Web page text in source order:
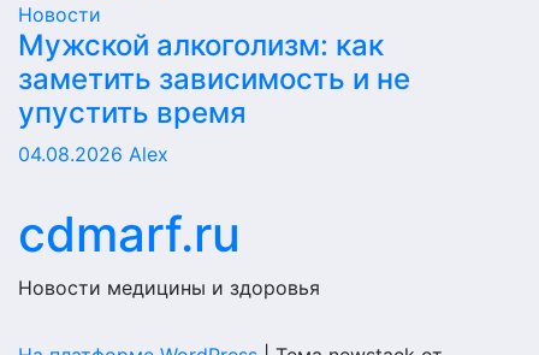
Новости
Мужской алкоголизм: как
заметить зависимость и не
упустить время
04.08.2026 Alex
cdmarf.ru
Новости медицины и здоровья